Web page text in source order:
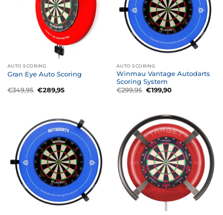
AUTO SCORING
Gran Eye Auto Scoring
€349,95 Oorspronkelijke
€289,95Huidige
AUTO SCORING
Winmau Vantage Autodarts
Scoring System
€299,95 Oorspronkelijke
€199,90Huidige